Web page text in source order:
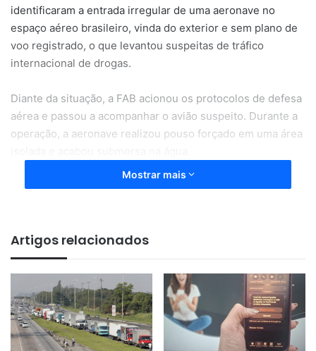
identificaram a entrada irregular de uma aeronave no
espaço aéreo brasileiro, vinda do exterior e sem plano de
voo registrado, o que levantou suspeitas de tráfico
internacional de drogas.
Diante da situação, a FAB acionou os protocolos de defesa
aérea e passou a acompanhar o avião suspeito. Durante a
operação, a aeronave realizou pouso forçado em uma área
Quando as equipes chegaram ao local, os ocupantes já
região. A quantidade total da droga ainda está sendo
contabilizada.
Mostrar mais
Artigos relacionados